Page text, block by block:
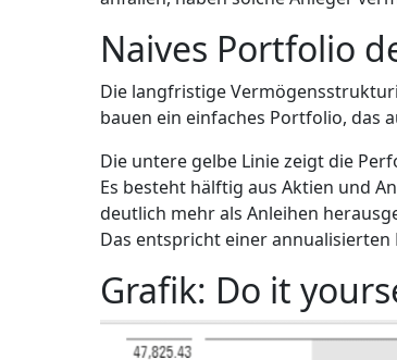
Naives Portfolio
Die langfristige
bauen ein einfaches Portfolio, das
Die untere gelbe Linie zeigt die
Es besteht hälftig aus Aktien und
deutlich mehr als Anleihen
Das entspricht einer annualisierten
Grafik: Do it